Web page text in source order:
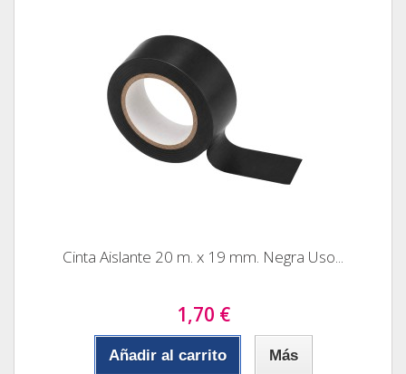
Cinta Aislante 20 m. x 19 mm. Negra Uso...
1,70 €
Añadir al carrito Más